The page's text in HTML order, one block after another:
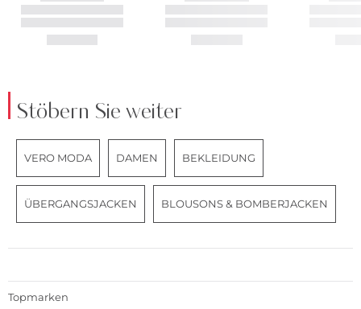
Stöbern Sie weiter
VERO MODA DAMEN BEKLEIDUNG
ÜBERGANGSJACKEN BLOUSONS & BOMBERJACKEN
Topmarken